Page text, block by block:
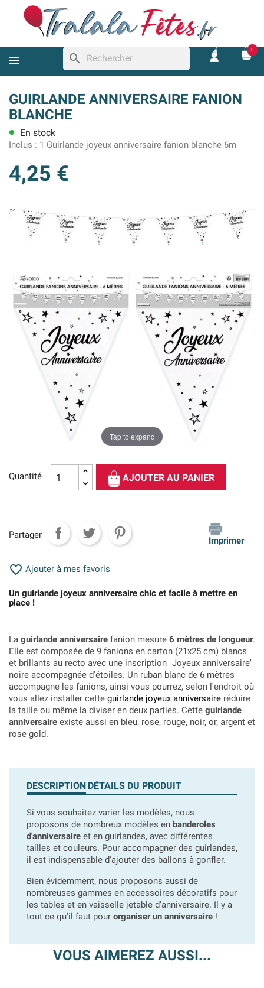
search
0
GUIRLANDE ANNIVERSAIRE FANION
BLANCHE
lens En stock
Inclus : 1 Guirlande joyeux anniversaire fanion blanche 6m
4,25 €
Tap to expand
Quantité AJOUTER AU PANIER
Partager
Imprimer
 Ajouter à mes favoris
Un guirlande joyeux anniversaire chic et facile à mettre en
place !
La guirlande anniversaire fanion mesure 6 mètres de longueur.
Elle est composée de 9 fanions en carton (21x25 cm) blancs
et brillants au recto avec une inscription "Joyeux anniversaire"
noire accompagnée d'étoiles. Un ruban blanc de 6 mètres
accompagne les fanions, ainsi vous pourrez, selon l'endroit où
vous allez installer cette guirlande joyeux anniversaire réduire
la taille ou même la diviser en deux parties. Cette guirlande
anniversaire existe aussi en bleu, rose, rouge, noir, or, argent et
rose gold.
DESCRIPTION DÉTAILS DU PRODUIT
Si vous souhaitez varier les modèles, nous
proposons de nombreux modèles en banderoles
d'anniversaire et en guirlandes, avec différentes
tailles et couleurs. Pour accompagner des guirlandes,
il est indispensable d'ajouter des ballons à gonfler.
Bien évidemment, nous proposons aussi de
nombreuses gammes en accessoires décoratifs pour
les tables et en vaisselle jetable d’anniversaire. Il y a
tout ce qu'il faut pour organiser un anniversaire !
VOUS AIMEREZ AUSSI...